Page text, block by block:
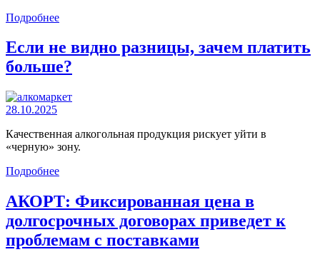
Подробнее
Если не видно разницы, зачем платить
больше?
28.10.2025
Качественная алкогольная продукция рискует уйти в
«черную» зону.
Подробнее
АКОРТ: Фиксированная цена в
долгосрочных договорах приведет к
проблемам с поставками